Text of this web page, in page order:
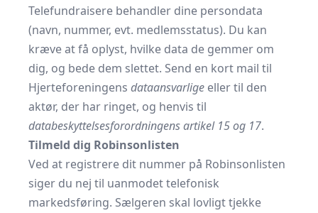
Telefundraisere behandler dine persondata
(navn, nummer, evt. medlemsstatus). Du kan
kræve at få oplyst, hvilke data de gemmer om
dig, og bede dem slettet. Send en kort mail til
Hjerteforeningens dataansvarlige eller til den
aktør, der har ringet, og henvis til
databeskyttelsesforordningens artikel 15 og 17.
Tilmeld dig Robinsonlisten
Ved at registrere dit nummer på Robinsonlisten
siger du nej til uanmodet telefonisk
markedsføring. Sælgeren skal lovligt tjekke